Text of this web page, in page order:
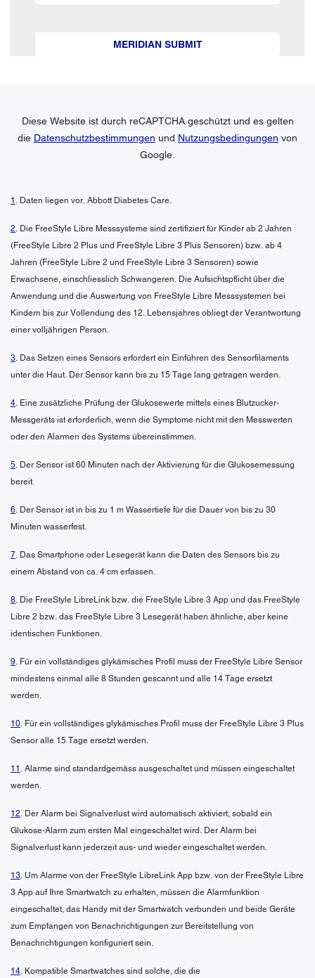
MERIDIAN SUBMIT
Diese Website ist durch reCAPTCHA geschützt und es gelten
die Datenschutzbestimmungen und Nutzungsbedingungen von
Google.
1 . Daten liegen vor. Abbott Diabetes Care.
2. Die FreeStyle Libre Messsysteme sind zertifiziert für Kinder ab 2 Jahren
(FreeStyle Libre 2 Plus und FreeStyle Libre 3 Plus Sensoren) bzw. ab 4
Jahren (FreeStyle Libre 2 und FreeStyle Libre 3 Sensoren) sowie
Erwachsene, einschliesslich Schwangeren. Die Aufsichtspflicht über die
Anwendung und die Auswertung von FreeStyle Libre Messsystemen bei
Kindern bis zur Vollendung des 12. Lebensjahres obliegt der Verantwortung
einer volljährigen Person.
3. Das Setzen eines Sensors erfordert ein Einführen des Sensorfilaments
unter die Haut. Der Sensor kann bis zu 15 Tage lang getragen werden.
4. Eine zusätzliche Prüfung der Glukosewerte mittels eines Blutzucker-
Messgeräts ist erforderlich, wenn die Symptome nicht mit den Messwerten
oder den Alarmen des Systems übereinstimmen.
5. Der Sensor ist 60 Minuten nach der Aktivierung für die Glukosemessung
bereit.
6. Der Sensor ist in bis zu 1 m Wassertiefe für die Dauer von bis zu 30
Minuten wasserfest.
7. Das Smartphone oder Lesegerät kann die Daten des Sensors bis zu
einem Abstand von ca. 4 cm erfassen.
8. Die FreeStyle LibreLink bzw. die FreeStyle Libre 3 App und das FreeStyle
Libre 2 bzw. das FreeStyle Libre 3 Lesegerät haben ähnliche, aber keine
identischen Funktionen.
9. Für ein vollständiges glykämisches Profil muss der FreeStyle Libre Sensor
mindestens einmal alle 8 Stunden gescannt und alle 14 Tage ersetzt
werden.
10. Für ein vollständiges glykämisches Profil muss der FreeStyle Libre 3 Plus
Sensor alle 15 Tage ersetzt werden.
11 . Alarme sind standardgemäss ausgeschaltet und müssen eingeschaltet
werden.
12. Der Alarm bei Signalverlust wird automatisch aktiviert, sobald ein
Glukose-Alarm zum ersten Mal eingeschaltet wird. Der Alarm bei
Signalverlust kann jederzeit aus- und wieder eingeschaltet werden.
13. Um Alarme von der FreeStyle LibreLink App bzw. von der FreeStyle Libre
3 App auf Ihre Smartwatch zu erhalten, müssen die Alarmfunktion
eingeschaltet, das Handy mit der Smartwatch verbunden und beide Geräte
zum Empfangen von Benachrichtigungen zur Bereitstellung von
Benachrichtigungen konfiguriert sein.
14. Kompatible Smartwatches sind solche, die die